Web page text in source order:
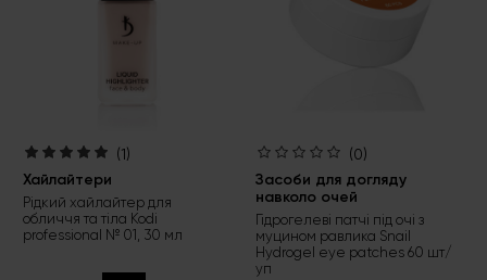
(1)
Хайлайтери
Рідкий хайлайтер для
обличчя та тіла Kodi
professional № 01, 30 мл
(0)
Засоби для догляду
навколо очей
Гідрогелеві патчі під очі з
муцином равлика Snail
Hydrogel eye patches 60 шт/
уп